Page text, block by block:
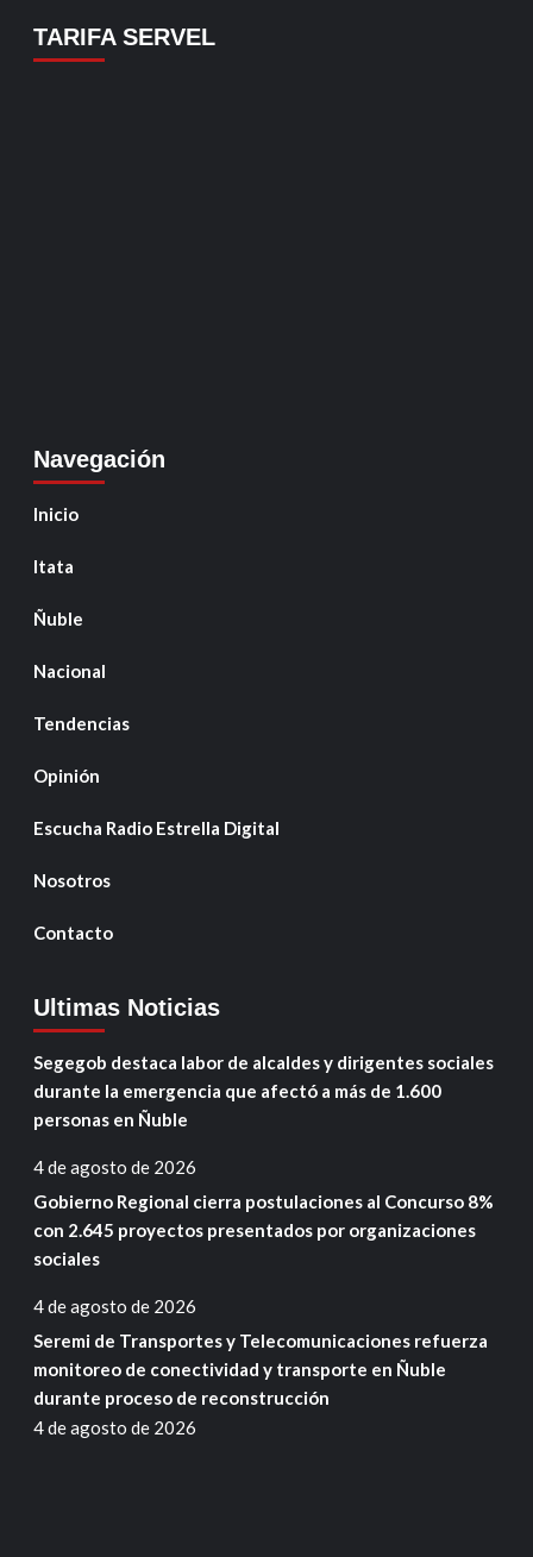
TARIFA SERVEL
Navegación
Inicio
Itata
Ñuble
Nacional
Tendencias
Opinión
Escucha Radio Estrella Digital
Nosotros
Contacto
Ultimas Noticias
Segegob destaca labor de alcaldes y dirigentes sociales
durante la emergencia que afectó a más de 1.600
personas en Ñuble
4 de agosto de 2026
Gobierno Regional cierra postulaciones al Concurso 8%
con 2.645 proyectos presentados por organizaciones
sociales
4 de agosto de 2026
Seremi de Transportes y Telecomunicaciones refuerza
monitoreo de conectividad y transporte en Ñuble
durante proceso de reconstrucción
4 de agosto de 2026